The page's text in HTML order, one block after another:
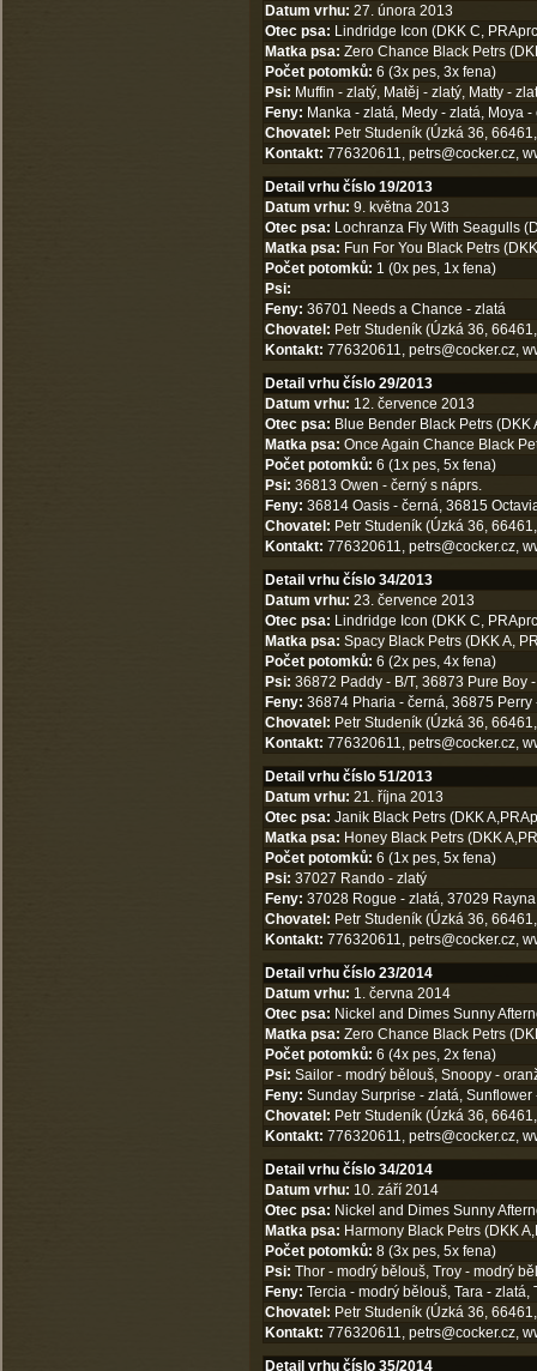
Datum vrhu: 27. února 2013
Otec psa: Lindridge Icon (DKK C,
Matka psa: Zero Chance Black Petrs
Počet potomků: 6 (3x pes, 3x fena)
Psi: Muffin - zlatý, Matěj - zlatý, Matty -
Feny: Manka - zlatá, Medy - zlatá, Moya -
Chovatel: Petr Studeník (Úzká 36,
Kontakt: 776320611, petrs@cocker.cz,
Detail vrhu číslo 19/2013
Datum vrhu: 9. května 2013
Otec psa: Lochranza Fly With Seagulls
Matka psa: Fun For You Black Petrs
Počet potomků: 1 (0x pes, 1x fena)
Psi:
Feny: 36701 Needs a Chance - zlatá
Chovatel: Petr Studeník (Úzká 36,
Kontakt: 776320611, petrs@cocker.cz,
Detail vrhu číslo 29/2013
Datum vrhu: 12. července 2013
Otec psa: Blue Bender Black Petrs
Matka psa: Once Again Chance Black
Počet potomků: 6 (1x pes, 5x fena)
Psi: 36813 Owen - černý s náprs.
Feny: 36814 Oasis - černá, 36815
Chovatel: Petr Studeník (Úzká 36,
Kontakt: 776320611, petrs@cocker.cz,
Detail vrhu číslo 34/2013
Datum vrhu: 23. července 2013
Otec psa: Lindridge Icon (DKK C,
Matka psa: Spacy Black Petrs (DKK A,
Počet potomků: 6 (2x pes, 4x fena)
Psi: 36872 Paddy - B/T, 36873 Pure Boy
Feny: 36874 Pharia - černá, 36875
Chovatel: Petr Studeník (Úzká 36,
Kontakt: 776320611, petrs@cocker.cz,
Detail vrhu číslo 51/2013
Datum vrhu: 21. října 2013
Otec psa: Janik Black Petrs (DKK
Matka psa: Honey Black Petrs (DKK
Počet potomků: 6 (1x pes, 5x fena)
Psi: 37027 Rando - zlatý
Feny: 37028 Rogue - zlatá, 37029
Chovatel: Petr Studeník (Úzká 36,
Kontakt: 776320611, petrs@cocker.cz,
Detail vrhu číslo 23/2014
Datum vrhu: 1. června 2014
Otec psa: Nickel and Dimes Sunny
Matka psa: Zero Chance Black Petrs
Počet potomků: 6 (4x pes, 2x fena)
Psi: Sailor - modrý bělouš, Snoopy -
Feny: Sunday Surprise - zlatá, Sunflower
Chovatel: Petr Studeník (Úzká 36,
Kontakt: 776320611, petrs@cocker.cz,
Detail vrhu číslo 34/2014
Datum vrhu: 10. září 2014
Otec psa: Nickel and Dimes Sunny
Matka psa: Harmony Black Petrs (DKK
Počet potomků: 8 (3x pes, 5x fena)
Psi: Thor - modrý bělouš, Troy - modrý
Feny: Tercia - modrý bělouš, Tara -
Chovatel: Petr Studeník (Úzká 36,
Kontakt: 776320611, petrs@cocker.cz,
Detail vrhu číslo 35/2014